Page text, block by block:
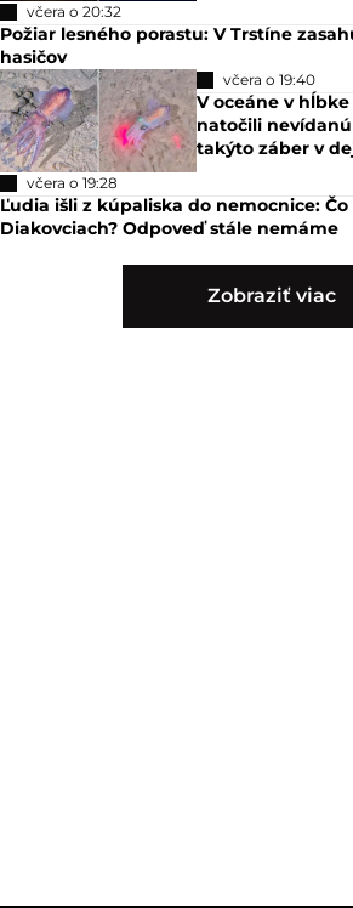
včera o 20:32
Požiar lesného porastu: V Trstíne
hasičov
včera o 19:40
V oceáne v
natočili
takýto záber v
včera o 19:28
Ľudia išli z kúpaliska do nemocnice:
Diakovciach? Odpoveď stále nemáme
Zobraziť viac